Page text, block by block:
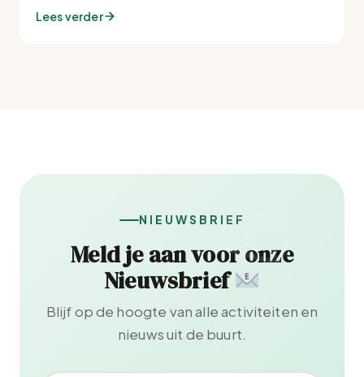
Lees verder
NIEUWSBRIEF
Meld je aan voor onze
Nieuwsbrief
Blijf op de hoogte van alle activiteiten en
nieuws uit de buurt.